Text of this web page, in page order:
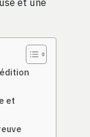
et